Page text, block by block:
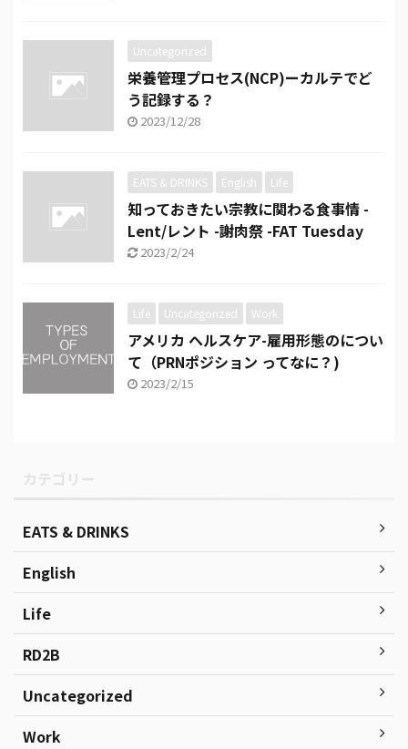
Uncategorized
栄養管理プロセス(NCP)ーカルテでど
う記録する？
2023/12/28
EATS & DRINKS English Life
知っておきたい宗教に関わる食事情 -
Lent/レント -謝肉祭 -FAT Tuesday
2023/2/24
Life Uncategorized Work
アメリカ ヘルスケア-雇用形態のについ
て（PRNポジション ってなに？)
2023/2/15
EATS & DRINKS
English
Life
RD2B
Uncategorized
Work